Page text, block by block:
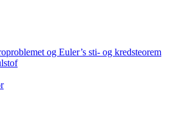
og Euler’s sti- og kredsteorem